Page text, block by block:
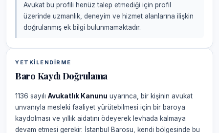
Avukat bu profili henüz talep etmediği için profil
üzerinde uzmanlık, deneyim ve hizmet alanlarına ilişkin
doğrulanmış ek bilgi bulunmamaktadır.
YETKILENDIRME
Baro Kaydı Doğrulama
1136 sayılı Avukatlık Kanunu uyarınca, bir kişinin avukat
unvanıyla mesleki faaliyet yürütebilmesi için bir baroya
kaydolması ve yıllık aidatını ödeyerek levhada kalmaya
devam etmesi gerekir. İstanbul Barosu, kendi bölgesinde bu